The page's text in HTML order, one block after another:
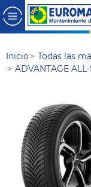
Inicio Todas las
ADVANTAGE